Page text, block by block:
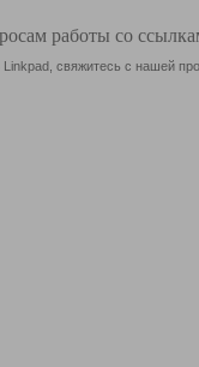
работы со
Linkpad, свяжитесь с нашей